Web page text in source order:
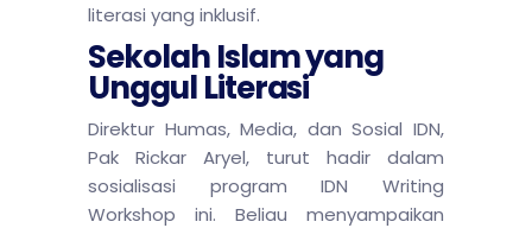
literasi yang inklusif.
Sekolah Islam yang
Unggul Literasi
Direktur Humas, Media, dan Sosial IDN,
Pak Rickar Aryel, turut hadir dalam
sosialisasi program IDN Writing
Workshop ini. Beliau menyampaikan